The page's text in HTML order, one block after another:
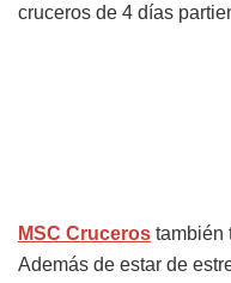
cruceros de 4 días
MSC Cruceros también
Además de estar de